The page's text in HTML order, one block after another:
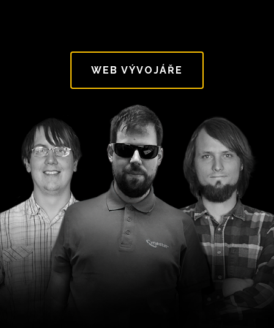
WEB VÝVOJÁŘE